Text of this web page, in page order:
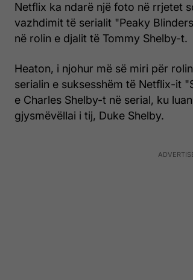
Netflix ka ndarë një foto në rrjetet
vazhdimit të serialit "Peaky
në rolin e djalit të Tommy Shelby-t.
Heaton, i njohur më së miri për
serialin e suksesshëm të Netflix-it
e Charles Shelby-t në serial, ku
gjysmëvëllai i tij, Duke Shelby.